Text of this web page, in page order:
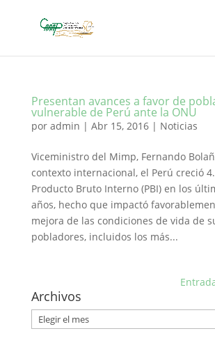
Presentan avances a favor de
vulnerable de Perú ante la ONU
por admin | Abr 15, 2016| Noticias
Viceministro del Mimp, Fernando
contexto internacional, el Perú creció
Producto Bruto Interno (PBI) en los
años, hecho que impactó
mejora de las condiciones de vida de
pobladores, incluidos los más...
Archivos
Archivos